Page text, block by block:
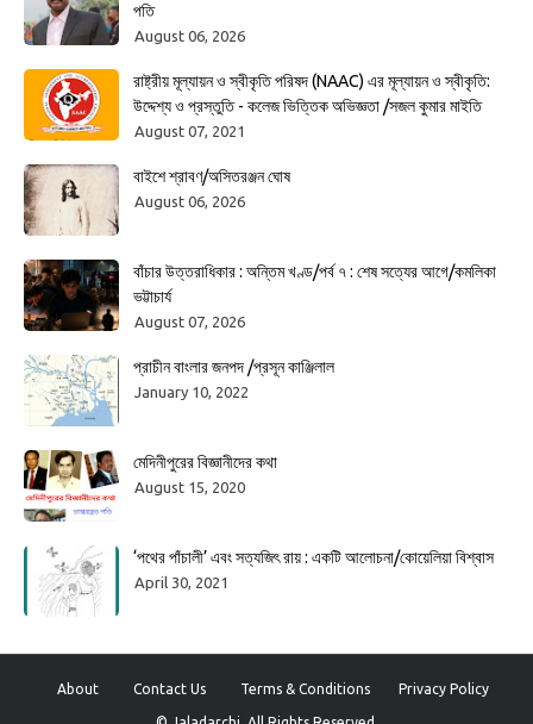
পতি
August 06, 2026
রাষ্ট্রীয় মূল্যায়ন ও স্বীকৃতি পরিষদ (NAAC) এর মূল্যায়ন ও স্বীকৃতি:
উদ্দেশ্য ও প্রস্তুতি - কলেজ ভিত্তিক অভিজ্ঞতা /সজল কুমার মাইতি
August 07, 2021
বাইশে শ্রাবণ/অসিতরঞ্জন ঘোষ
August 06, 2026
বাঁচার উত্তরাধিকার : অন্তিম খণ্ড/পর্ব ৭ : শেষ সত্যের আগে/কমলিকা
ভট্টাচার্য
August 07, 2026
প্রাচীন বাংলার জনপদ /প্রসূন কাঞ্জিলাল
January 10, 2022
মেদিনীপুরের বিজ্ঞানীদের কথা
August 15, 2020
‘পথের পাঁচালী’ এবং সত্যজিৎ রায় : একটি আলোচনা/কোয়েলিয়া বিশ্বাস
April 30, 2021
About Contact Us Terms & Conditions Privacy Policy